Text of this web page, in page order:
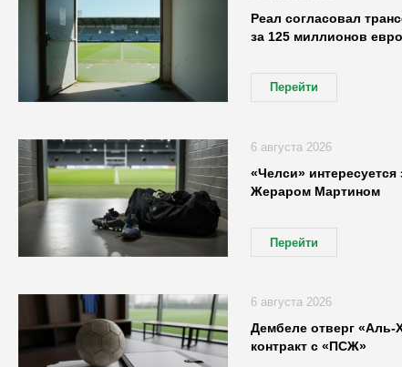
Реал согласовал
за 125 миллионов евро
Перейти
«Челси»
Жераром Мартином
Перейти
6 августа 2026
Дембеле отверг «Аль-
контракт с «ПСЖ»
6 августа 2026